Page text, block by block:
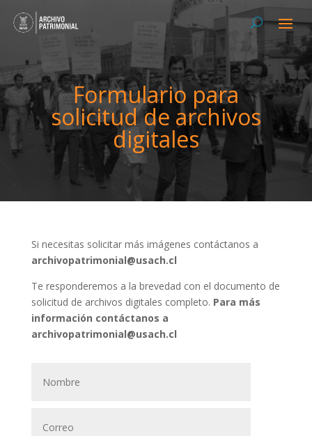
Formulario para
solicitud de archivos
digitales
Si necesitas solicitar más imágenes contáctanos a
archivopatrimonial@usach.cl
Te responderemos a la brevedad con el documento de
solicitud de archivos digitales completo. Para más
información contáctanos a
archivopatrimonial@usach.cl